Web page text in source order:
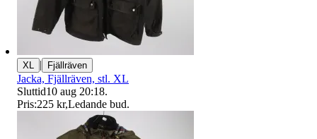
XL | Fjällräven
Jacka, Fjällräven, stl. XL
Sluttid10 aug 20:18.
Pris:225 kr,Ledande bud.